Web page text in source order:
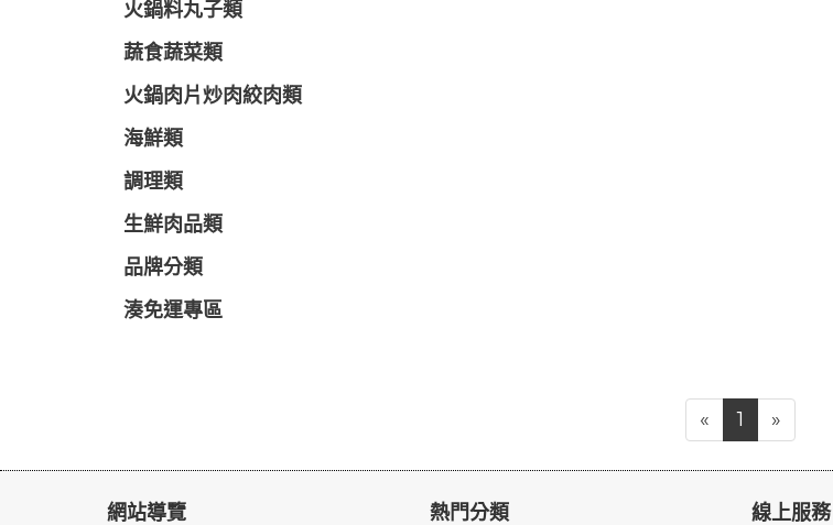
火鍋料丸子類
蔬食蔬菜類
火鍋肉片炒肉絞肉類
海鮮類
調理類
生鮮肉品類
品牌分類
湊免運專區
« 1 »
網站導覽 熱門分類 線上服務